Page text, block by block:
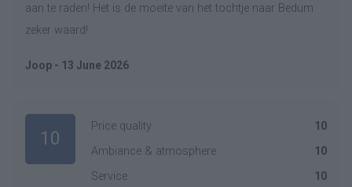
aan te raden! Het is de moeite van het tochtje naar Bedum
zeker waard!
Joop - 13 June 2026
10
Price quality
10
Ambiance & atmosphere
10
Service
10